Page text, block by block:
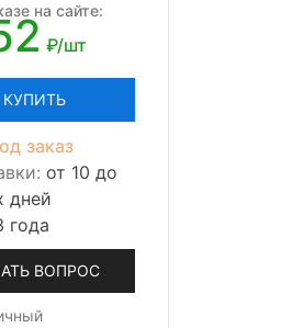
на сайте:
₽/шт
КУПИТЬ
заказ
от 10 до
дней
года
ВОПРОС